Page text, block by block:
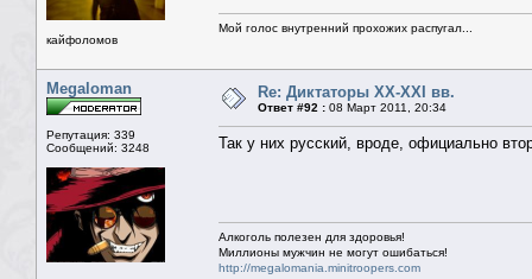
кайфоломов
Мой голос внутренний прохожих распугал...
Megaloman
Репутация: 339
Сообщений: 3248
Re: Диктаторы XX-XXI вв.
Ответ #92 : 08 Март 2011, 20:34
Так у них русский, вроде, официально
Алкоголь полезен для здоровья!
Миллионы мужчин не могут ошибаться!
http://megalomania.minitroopers.com